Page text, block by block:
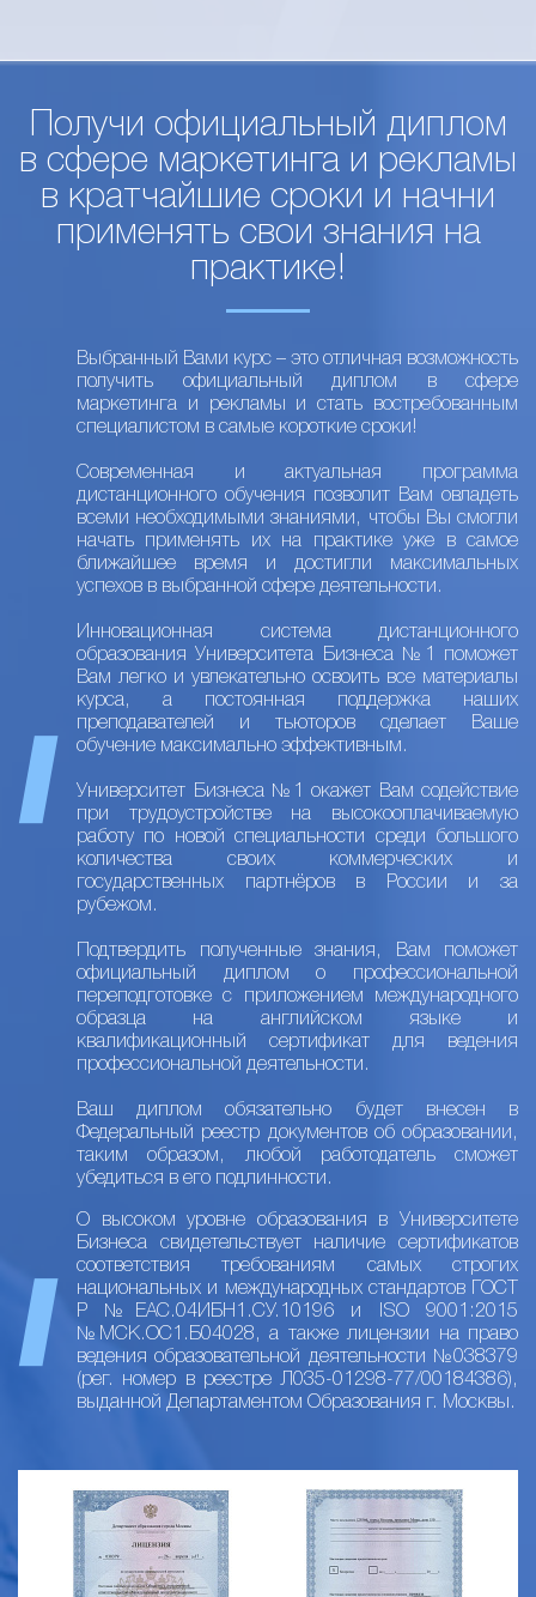
Получи официальный диплом
в сфере маркетинга и рекламы
в кратчайшие сроки и начни
применять свои знания на
практике!
Выбранный Вами курс – это отличная возможность
получить официальный диплом в сфере
маркетинга и рекламы и стать востребованным
специалистом в самые короткие сроки!
Современная и актуальная программа
дистанционного обучения позволит Вам овладеть
всеми необходимыми знаниями, чтобы Вы смогли
начать применять их на практике уже в самое
ближайшее время и достигли максимальных
успехов в выбранной сфере деятельности.
Инновационная система дистанционного
образования Университета Бизнеса №1 поможет
Вам легко и увлекательно освоить все материалы
курса, а постоянная поддержка наших
преподавателей и тьюторов сделает Ваше
обучение максимально эффективным.
Университет Бизнеса №1 окажет Вам содействие
при трудоустройстве на высокооплачиваемую
работу по новой специальности среди большого
количества своих коммерческих и
государственных партнёров в России и за
рубежом.
Подтвердить полученные знания, Вам поможет
официальный диплом о профессиональной
переподготовке с приложением международного
образца на английском языке и
квалификационный сертификат для ведения
профессиональной деятельности.
Ваш диплом обязательно будет внесен в
Федеральный реестр документов об образовании,
таким образом, любой работодатель сможет
убедиться в его подлинности.
О высоком уровне образования в Университете
Бизнеса свидетельствует наличие сертификатов
соответствия требованиям самых строгих
национальных и международных стандартов ГОСТ
Р №ЕАС.04ИБН1.СУ.10196 и ISO 9001:2015
№МСК.ОС1.Б04028, а также лицензии на право
ведения образовательной деятельности №038379
(рег. номер в реестре Л035-01298-77/00184386),
выданной Департаментом Образования г. Москвы.